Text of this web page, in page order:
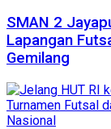
SMAN 2
Lapangan
Gemilang
Nasional